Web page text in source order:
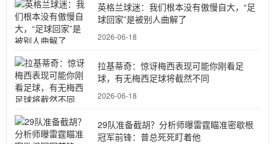
英格兰球迷：我们根本没有傲慢自大，“足
球回家”是被别人曲解了
2026-06-18
拉基蒂奇：惊讶梅西表现可能你刚看足
球，有无梅西足球将截然不同
2026-06-18
29队准备截胡？分析师曝雷霆瞄准密歇根
冠军前锋：普总死死盯着他